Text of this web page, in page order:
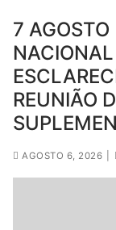
EDUCAÇÃO
ENSINO
7 AGOSTO
REUNIÃO
AGOSTO 6, 2026